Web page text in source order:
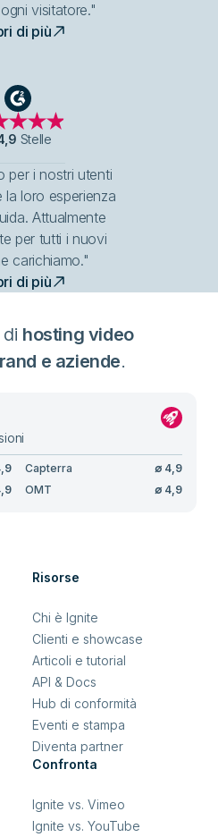
visitatore."
di più
G2
Stelle
per i nostri utenti
la loro esperienza
Attualmente
per tutti i nuovi
carichiamo."
di più
hosting video
e aziende.
Capterra ∅ 4,9
OMT ∅ 4,9
Risorse
Chi è Ignite
Clienti e showcase
Articoli e tutorial
API & Docs
Hub di conformità
Eventi e stampa
Diventa partner
Confronta
Ignite vs. Vimeo
Ignite vs. YouTube